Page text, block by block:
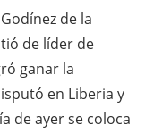
de la
de líder de
ganar la
en Liberia y
de ayer se coloca